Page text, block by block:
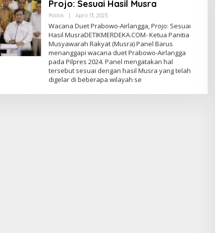
Projo: Sesuai Hasil Musra
Politik April 13, 2023O
E
H
E
D
I
T
O
R
Wacana Duet Prabowo-Airlangga, Projo: Sesuai
Hasil MusraDETIKMERDEKA.COM- Ketua Panitia
Musyawarah Rakyat (Musra) Panel Barus
menanggapi wacana duet Prabowo-Airlangga
pada Pilpres 2024. Panel mengatakan hal
tersebut sesuai dengan hasil Musra yang telah
digelar di beberapa wilayah se